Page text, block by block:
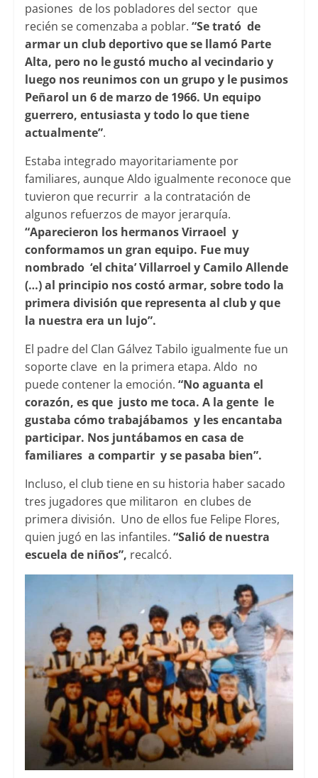
pasiones de los pobladores del sector que
recién se comenzaba a poblar. “Se trató de
armar un club deportivo que se llamó Parte
Alta, pero no le gustó mucho al vecindario y
luego nos reunimos con un grupo y le pusimos
Peñarol un 6 de marzo de 1966. Un equipo
guerrero, entusiasta y todo lo que tiene
actualmente”.
Estaba integrado mayoritariamente por
familiares, aunque Aldo igualmente reconoce que
tuvieron que recurrir a la contratación de
algunos refuerzos de mayor jerarquía.
“Aparecieron los hermanos Virraoel y
conformamos un gran equipo. Fue muy
nombrado ‘el chita’ Villarroel y Camilo Allende
(…) al principio nos costó armar, sobre todo la
primera división que representa al club y que
la nuestra era un lujo”.
El padre del Clan Gálvez Tabilo igualmente fue un
soporte clave en la primera etapa. Aldo no
puede contener la emoción. “No aguanta el
corazón, es que justo me toca. A la gente le
gustaba cómo trabajábamos y les encantaba
participar. Nos juntábamos en casa de
familiares a compartir y se pasaba bien”.
Incluso, el club tiene en su historia haber sacado
tres jugadores que militaron en clubes de
primera división. Uno de ellos fue Felipe Flores,
quien jugó en las infantiles. “Salió de nuestra
escuela de niños”, recalcó.